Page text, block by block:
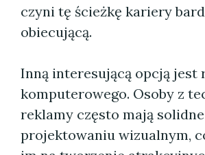
czyni tę ścieżkę kariery
obiecującą.
Inną interesującą opcją jest
komputerowego. Osoby z
reklamy często mają
projektowaniu wizualnym,